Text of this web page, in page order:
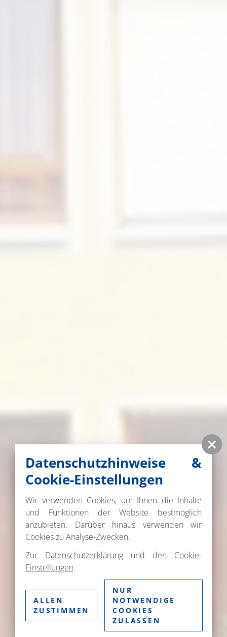
Datenschutzhinweise &
Cookie-Einstellungen
Wir verwenden Cookies, um Ihnen die Inhalte
und Funktionen der Website bestmöglich
anzubieten. Darüber hinaus verwenden wir
Cookies zu Analyse-Zwecken.
Zur Datenschutzerklärung und den Cookie-
Einstellungen.
ALLEN
ZUSTIMMEN
NUR
NOTWENDIGE
COOKIES
ZULASSEN